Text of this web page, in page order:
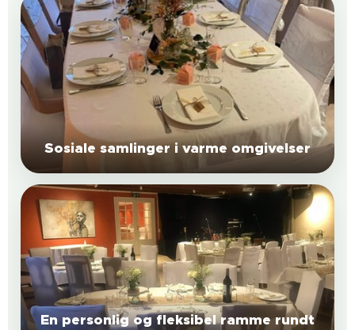
Sosiale samlinger i varme omgivelser
En personlig og fleksibel ramme rundt